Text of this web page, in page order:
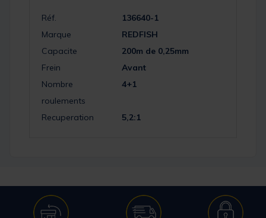
Réf.
136640-1
Marque
REDFISH
Capacite
200m de 0,25mm
Frein
Avant
Nombre
roulements
4+1
Recuperation 5,2:1